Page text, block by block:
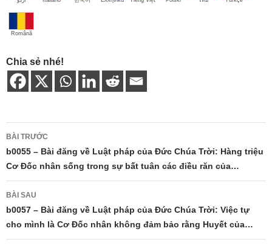
Română
Chia sẻ nhé!
Điều
hướng
bài
viết
BÀI TRƯỚC
b0055 – Bài đăng về Luật pháp của Đức Chúa Trời: Hàng triệu
Cơ Đốc nhân sống trong sự bất tuân các điều răn của…
BÀI SAU
b0057 – Bài đăng về Luật pháp của Đức Chúa Trời: Việc tự
cho mình là Cơ Đốc nhân không đảm bảo rằng Huyết của…